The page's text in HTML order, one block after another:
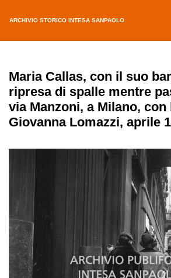
ARCHIVIO STORICO INTESA SANPAOLO
Maria Callas, con il suo
ripresa di spalle mentre
via Manzoni, a Milano, con
Giovanna Lomazzi, aprile